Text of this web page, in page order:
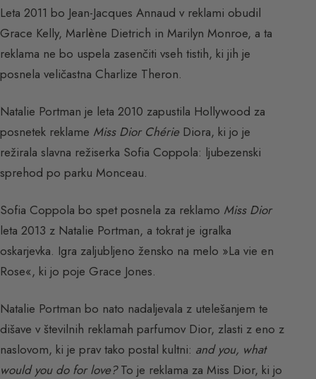
Leta 2011 bo Jean-Jacques Annaud v reklami obudil
Grace Kelly, Marlène Dietrich in Marilyn Monroe, a ta
reklama ne bo uspela zasenčiti vseh tistih, ki jih je
posnela veličastna Charlize Theron.
Natalie Portman je leta 2010 zapustila Hollywood za
posnetek reklame Miss Dior ChérieDiora, ki jo je
režirala slavna režiserka Sofia Coppola: ljubezenski
sprehod po parku Monceau.
Sofia Coppola bo spet posnela za reklamo Miss Dior
leta 2013 z Natalie Portman, a tokrat je igralka
oskarjevka. Igra zaljubljeno žensko na melo »La vie en
Rose«, ki jo poje Grace Jones.
Natalie Portman bo nato nadaljevala z utelešanjem te
dišave v številnih reklamah parfumov Dior, zlasti z eno z
naslovom, ki je prav tako postal kultni: and you, what
would you do for love?To je reklama za Miss Dior, ki jo